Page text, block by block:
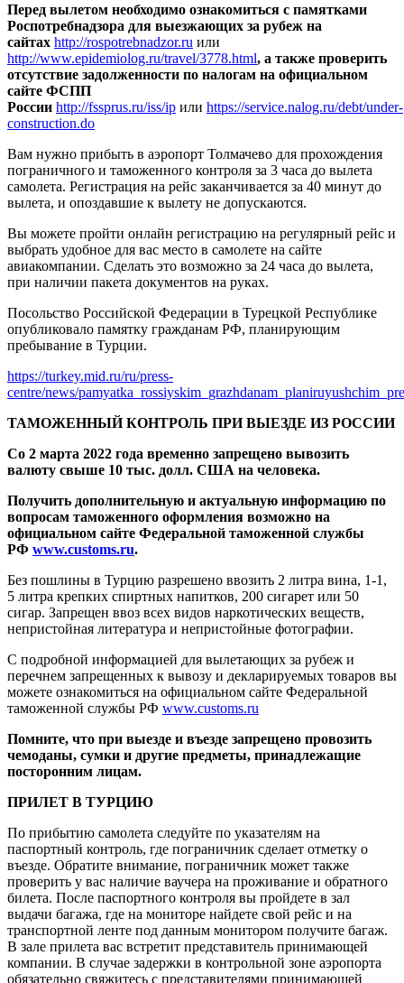
Перед вылетом необходимо ознакомиться с памятками
Роспотребнадзора для выезжающих за рубеж на
сайтах http://rospotrebnadzor.ru или
http://www.epidemiolog.ru/travel/3778.html, а также проверить
отсутствие задолженности по налогам на официальном
сайте ФСПП
России http://fssprus.ru/iss/ip или https://service.nalog.ru/debt/under-
construction.do
Вам нужно прибыть в аэропорт Толмачево для прохождения
пограничного и таможенного контроля за 3 часа до вылета
самолета. Регистрация на рейс заканчивается за 40 минут до
вылета, и опоздавшие к вылету не допускаются.
Вы можете пройти онлайн регистрацию на регулярный рейс и
выбрать удобное для вас место в самолете на сайте
авиакомпании. Сделать это возможно за 24 часа до вылета,
при наличии пакета документов на руках.
Посольство Российской Федерации в Турецкой Республике
опубликовало памятку гражданам РФ, планирующим
пребывание в Турции.
https://turkey.mid.ru/ru/press-
centre/news/
ТАМОЖЕННЫЙ КОНТРОЛЬ ПРИ ВЫЕЗДЕ ИЗ РОССИИ
Со 2 марта 2022 года временно запрещено вывозить
валюту свыше 10 тыс. долл. США на человека.
Получить дополнительную и актуальную информацию по
вопросам таможенного оформления возможно на
официальном сайте Федеральной таможенной службы
РФ www.customs.ru.
Без пошлины в Турцию разрешено ввозить 2 литра вина, 1-1,
5 ли­тра крепких спиртных напитков, 200 сигарет или 50
сигар. Запре­щен ввоз всех видов наркотических веществ,
непристойная лите­ратура и непристойные фотографии.
С подробной информацией для вылетающих за рубеж и
перечнем запрещенных к вывозу и декларируемых товаров вы
можете ознакомиться на официальном сайте Федеральной
таможенной службы РФ www.customs.ru
Помните, что при выезде и въезде запрещено провозить
чемоданы, сумки и другие предметы, принадлежащие
посторонним лицам.
ПРИЛЕТ В ТУРЦИЮ
По прибытию самолета следуйте по указателям на
паспортный контроль, где пограничник сделает отметку о
въезде. Обратите внимание, пограничник может также
проверить у вас наличие ваучера на проживание и обратного
билета. После паспортного контроля вы пройдете в зал
выдачи багажа, где на мониторе найдете свой рейс и на
транспортной ленте под данным монитором получите багаж.
В зале прилета вас встретит представитель принимающей
компании. В случае задержки в контрольной зоне аэропорта
обязательно свяжитесь с представителями принимающей